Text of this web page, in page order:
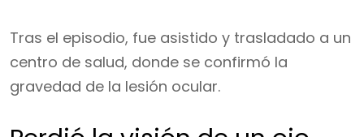
Tras el episodio, fue asistido y trasladado a un
centro de salud, donde se confirmó la
gravedad de la lesión ocular.